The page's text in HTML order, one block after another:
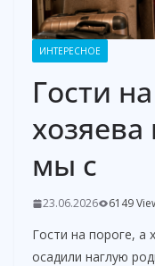
ИНТЕРЕСНОЕ
Гости
хозяева
мы с
23.06.2026 6149
Гости на пороге, а
осадили наглую